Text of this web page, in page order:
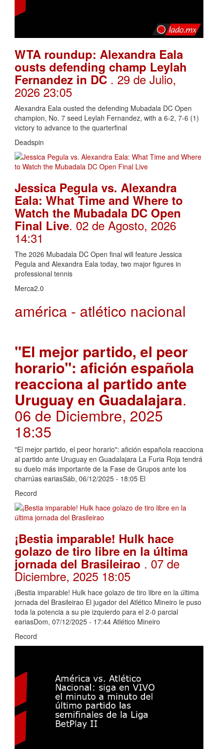
WTA roundup: Alexandra Eala
ousts defending champ Leylah
Fernandez in DC . 29 de Julio,
2026 23:05
Alexandra Eala ousted the defending Mubadala DC Open
champion, No. 7 seed Leylah Fernandez, with a 6-2, 7-6 (1)
victory to advance to the quarterfinal
Deadspin
Jessica Pegula vs. Alexandra
Eala: What Time and Where to
Watch the Mubadala DC Open
Final Live. 02 de Agosto, 2026
14:31
The 2026 Mubadala DC Open final will feature Jessica
Pegula and Alexandra Eala today, two major figures in
professional tennis
Merca2.0
américa - atlético nacional
"El mejor partido, el peor
horario": afición española
reacciona al partido ante
Uruguay en Guadalajara.
06 de Diciembre, 2025
18:35
"El mejor partido, el peor horario": afición española reacciona
al partido ante Uruguay en Guadalajara La Furia Roja tendrá
su duelo más importante de la Fase de Grupos ante los
charrúas eariasSáb, 06/12/2025 - 18:05 El
Record
¡Bestia imparable! Hulk hace
golazo de tiro libre en la última
jornada del Brasileirao . 07 de
Diciembre, 2025 18:05
¡Bestia imparable! Hulk hace golazo de tiro libre en la última
jornada del Brasileirao El jugador del Atlético Mineiro le puso
toda la potencia a su pie izquierdo para el 2-0 parcial
eariasDom, 07/12/2025 - 17:44 Atlético Mineiro
Record